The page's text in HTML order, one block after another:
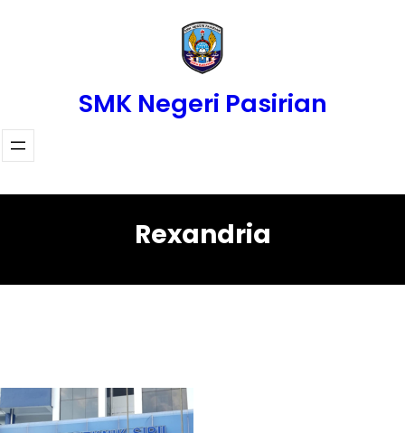
SMK Negeri Pasirian
Rexandria